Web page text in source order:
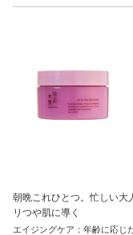
朝晩これひとつ。忙しい大
リつや肌に導く
エイジングケア：年齢に応じ